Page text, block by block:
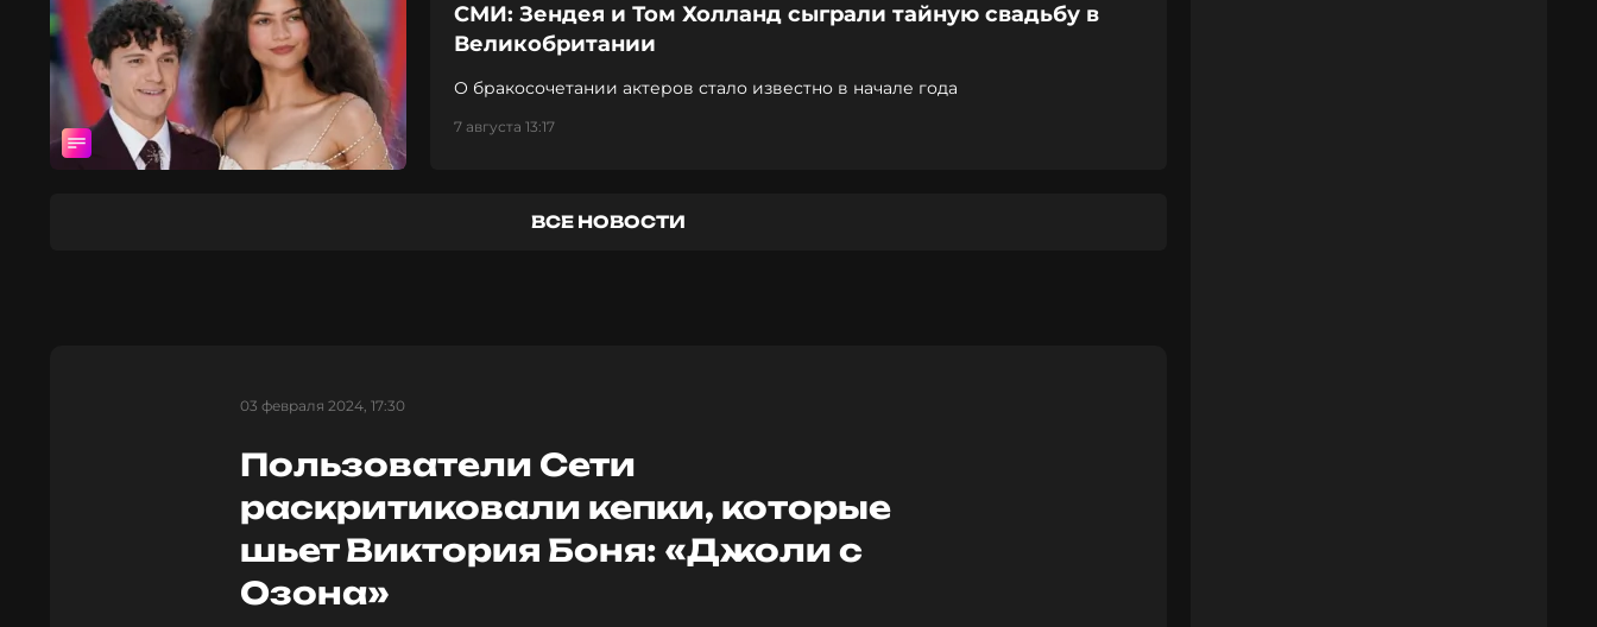
СМИ: Зендея и Том Холланд сыграли тайную свадьбу в
Великобритании
О бракосочетании актеров стало известно в начале года
7 августа 13:17
ВСЕ НОВОСТИ
03 февраля 2024, 17:30
Пользователи Сети
раскритиковали кепки, которые
шьет Виктория Боня: «Джоли с
Озона»